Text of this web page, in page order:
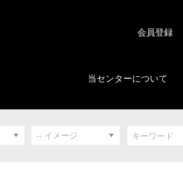
当センターについて
会員登録